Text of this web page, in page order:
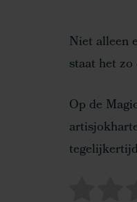
Niet alleen
staat het
Op de